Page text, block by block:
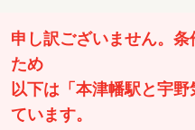
申し訳ございません。
ため
以下は「本津幡駅と宇
ています。